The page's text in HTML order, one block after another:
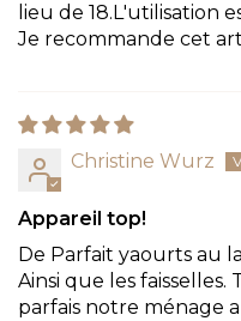
lieu de 18.L'utilisation
Je recommande cet
Christine Wurz
Appareil top!
De Parfait yaourts au
Ainsi que les
parfais notre ménage